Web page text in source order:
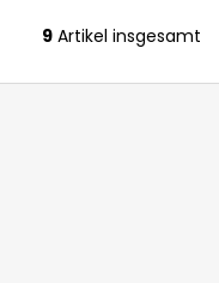
S
t
9Artikel insgesamt